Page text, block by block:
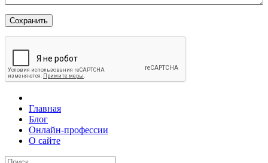
Главная
Блог
Онлайн-профессии
О сайте